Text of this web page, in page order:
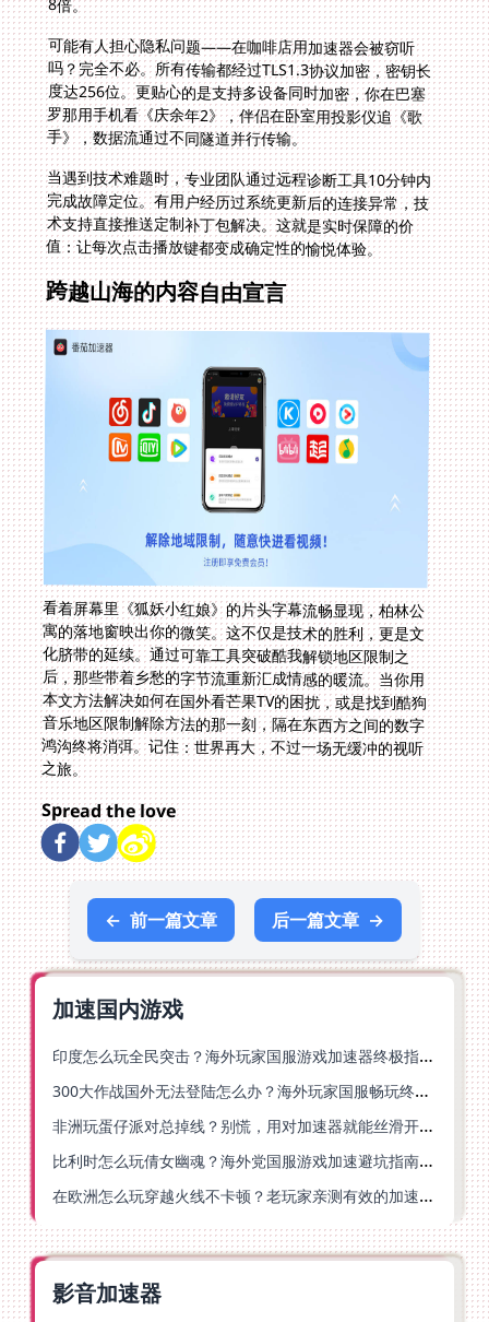
可能有人担心隐私问题——在咖啡店用加速器会被窃听
吗？完全不必。所有传输都经过TLS1.3协议加密，密钥长
度达256位。更贴心的是支持多设备同时加密，你在巴塞
罗那用手机看《庆余年2》，伴侣在卧室用投影仪追《歌
手》，数据流通过不同隧道并行传输。
当遇到技术难题时，专业团队通过远程诊断工具10分钟内
完成故障定位。有用户经历过系统更新后的连接异常，技
术支持直接推送定制补丁包解决。这就是实时保障的价
值：让每次点击播放键都变成确定性的愉悦体验。
跨越山海的内容自由宣言
看着屏幕里《狐妖小红娘》的片头字幕流畅显现，柏林公
寓的落地窗映出你的微笑。这不仅是技术的胜利，更是文
化脐带的延续。通过可靠工具突破酷我解锁地区限制之
后，那些带着乡愁的字节流重新汇成情感的暖流。当你用
本文方法解决如何在国外看芒果TV的困扰，或是找到酷狗
音乐地区限制解除方法的那一刻，隔在东西方之间的数字
鸿沟终将消弭。记住：世界再大，不过一场无缓冲的视听
之旅。
Spread the love
← 前一篇文章 后一篇文章 →
加速国内游戏
印度怎么玩全民突击？海外玩家国服游戏加速器终极指南（附原神延迟优化+精灵之境加速器选择）
300大作战国外无法登陆怎么办？海外玩家国服畅玩终极指南（附实测推荐）
非洲玩蛋仔派对总掉线？别慌，用对加速器就能丝滑开跑！
比利时怎么玩倩女幽魂？海外党国服游戏加速避坑指南（附实测推荐）
在欧洲怎么玩穿越火线不卡顿？老玩家亲测有效的加速器选择指南
影音加速器